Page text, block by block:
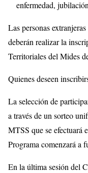
enfermedad,
Las personas
deberán realizar la
Territoriales del Mides
Quienes deseen
La selección de
a través de un sorteo
MTSS que se efectuará
Programa comenzará a
En la última sesión del